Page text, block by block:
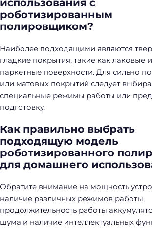
использования с
роботизированным
полировщиком?
Наиболее подходящими являются
гладкие покрытия, такие как лаковые
паркетные поверхности. Для сильно
или матовых покрытий следует
специальные режимы работы или
подготовку.
Как правильно выбрать
подходящую модель
роботизированного
для домашнего
Обратите внимание на мощность
наличие различных режимов работы,
продолжительность работы
шума и наличие интеллектуальных